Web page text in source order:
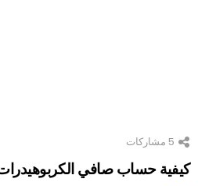
5 مشاركات
كيفية حساب صافي